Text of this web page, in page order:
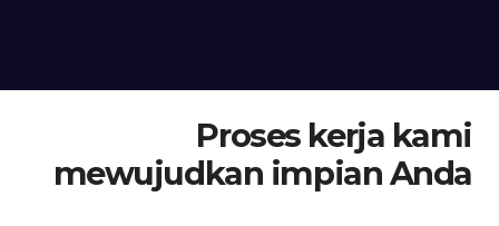
Proses kerja kami
mewujudkan impian Anda